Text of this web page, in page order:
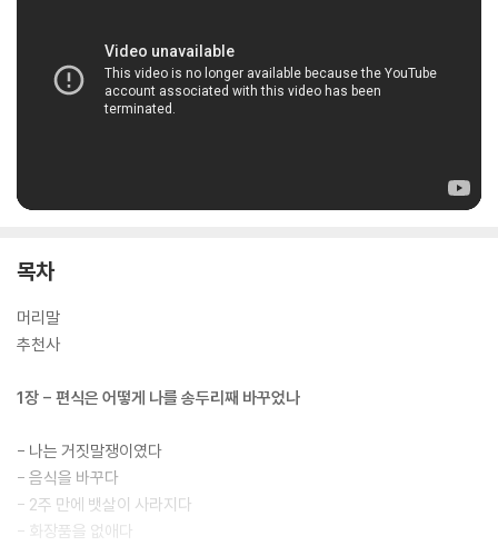
목차
머리말
추천사
1장 - 편식은 어떻게 나를 송두리째 바꾸었나
- 나는 거짓말쟁이였다
- 음식을 바꾸다
- 2주 만에 뱃살이 사라지다
- 화장품을 없애다